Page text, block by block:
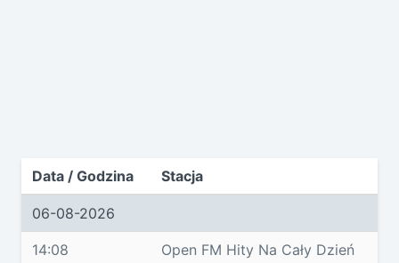
Data / Godzina Stacja
06-08-2026
14:08 Open FM Hity Na Cały Dzień